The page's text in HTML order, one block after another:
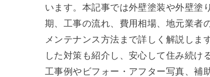
います。本記事では外壁塗装や外壁塗
期、工事の流れ、費用相場、地元業者
メンテナンス方法まで詳しく解説しま
した対策も紹介し、安心して住み続け
工事例やビフォー・アフター写真、補